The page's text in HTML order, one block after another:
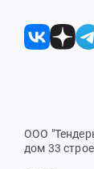
ООО
дом 33